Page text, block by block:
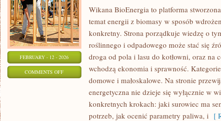
FEBRUARY - 12 - 2026
COMMENTS OFFON
Wikana BioEnergia to platforma
temat energii z biomasy w sposób
konkretny. Strona porządkuje wiedzę o
roślinnego i odpadowego może stać się
droga od pola i lasu do kotłowni, oraz na
wchodzą ekonomia i sprawność.
domowe i małoskalowe. Na stronie
energetyczna nie dzieje się wyłącznie w
konkretnych krokach: jaki surowiec ma
potrzeb, jak ocenić parametry paliwa, i [